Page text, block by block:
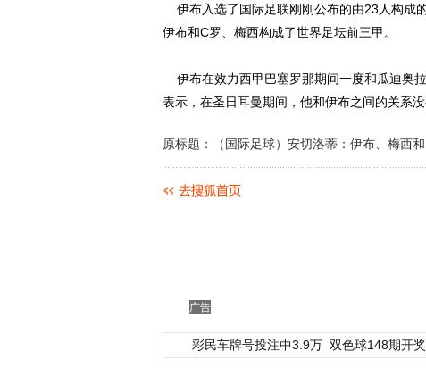
伊布入选了国际足联刚刚公布的由23人构成
伊布和C罗、梅西构成了世界足坛前三甲。
伊布在效力西甲巴塞罗那期间一度和瓜迪奥
表示，在圣日耳曼期间，他和伊布之间的关系没
原标题：（国际足球）安切洛蒂：伊布、梅西
广告
彩民车牌号投注中3.9万 双色球148期开